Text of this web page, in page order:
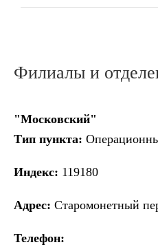
Филиалы и
"Московский"
Тип пункта:
Индекс: 119180
Адрес: Старомонетный
Телефон: